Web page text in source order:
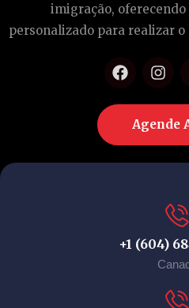
imigração,
personalizado para realizar o
Agende
+1 (604)